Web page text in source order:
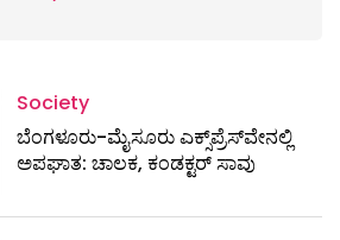
Society
ಬೆಂಗಳೂರು-ಮೈಸೂರು ಎಕ್ಸ್​ಪ್ರೆಸ್‌ವೇನಲ್ಲಿ
ಅಪಘಾತ: ಚಾಲಕ, ಕಂಡಕ್ಟರ್ ಸಾವು